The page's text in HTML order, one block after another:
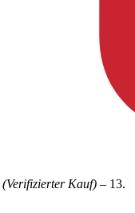
(Verifizierter Kauf) – 13.